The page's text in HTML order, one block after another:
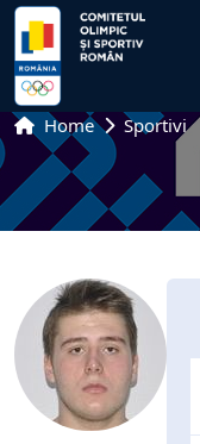
Home Sportivi